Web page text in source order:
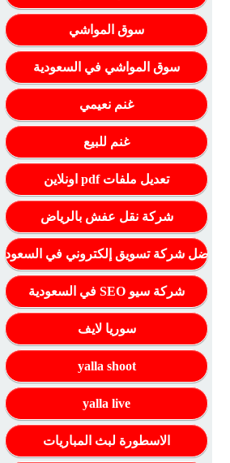
سوق المواشي
سوق المواشي في السعودية
غنم نعيمي
غنم للبيع
تعديل ملفات pdf اونلاين
شركة نقل عفش بالرياض
أفضل شركة تسويق إلكتروني في السعودية
شركة سيو SEO في السعودية
سوريا لايف
yalla shoot
yalla live
الاسطورة لبث المباريات